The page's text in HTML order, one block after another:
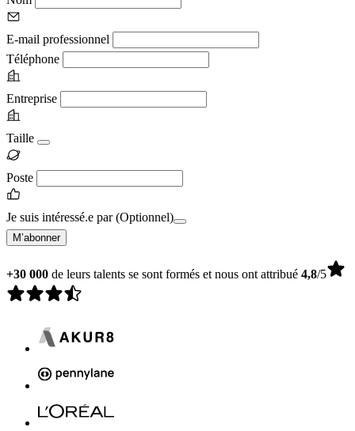
E-mail professionnel
Téléphone
Entreprise
Taille
Poste
Je suis intéressé.e par(Optionnel)
M’abonner
+30 000 de leurs talents se sont formés et nous ont attribué 4,8/5